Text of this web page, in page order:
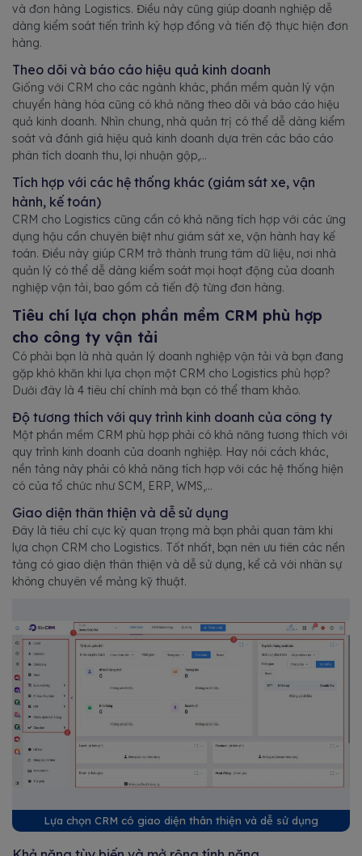
và đơn hàng Logistics. Điều này cũng giúp doanh nghiệp dễ
dàng kiểm soát tiến trình ký hợp đồng và tiến độ thực hiện đơn
hàng.
Theo dõi và báo cáo hiệu quả kinh doanh
Giống với CRM cho các ngành khác, phần mềm quản lý vận
chuyển hàng hóa cũng có khả năng theo dõi và báo cáo hiệu
quả kinh doanh. Nhìn chung, nhà quản trị có thể dễ dàng kiểm
soát và đánh giá hiệu quả kinh doanh dựa trên các báo cáo
phân tích doanh thu, lợi nhuận gộp,...
Tích hợp với các hệ thống khác (giám sát xe, vận
hành, kế toán)
CRM cho Logistics cũng cần có khả năng tích hợp với các ứng
dụng hậu cần chuyên biệt như giám sát xe, vận hành hay kế
toán. Điều này giúp CRM trở thành trung tâm dữ liệu, nơi nhà
quản lý có thể dễ dàng kiểm soát mọi hoạt động của doanh
nghiệp vận tải, bao gồm cả tiến độ từng đơn hàng.
Tiêu chí lựa chọn phần mềm CRM phù hợp
cho công ty vận tải
Có phải bạn là nhà quản lý doanh nghiệp vận tải và bạn đang
gặp khó khăn khi lựa chọn một CRM cho Logistics phù hợp?
Dưới đây là 4 tiêu chí chính mà bạn có thể tham khảo.
Độ tương thích với quy trình kinh doanh của công ty
Một phần mềm CRM phù hợp phải có khả năng tương thích với
quy trình kinh doanh của doanh nghiệp. Hay nói cách khác,
nền tảng này phải có khả năng tích hợp với các hệ thống hiện
có của tổ chức như SCM, ERP, WMS,...
Giao diện thân thiện và dễ sử dụng
Đây là tiêu chí cực kỳ quan trọng mà bạn phải quan tâm khi
lựa chọn CRM cho Logistics. Tốt nhất, bạn nên ưu tiên các nền
tảng có giao diện thân thiện và dễ sử dụng, kể cả với nhân sự
không chuyên về mảng kỹ thuật.
Lựa chọn CRM có giao diện thân thiện và dễ sử dụng